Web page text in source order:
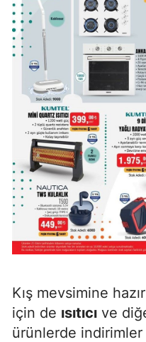
Kış mevsimine
için de ısıtıcı ve
ürünlerde